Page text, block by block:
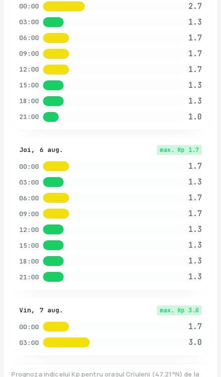
00:00 2.7
03:00 1.3
06:00 1.7
09:00 1.7
12:00 1.7
15:00 1.3
18:00 1.3
21:00 1.0
Joi, 6 aug. max. Kp 1.7
00:00 1.7
03:00 1.3
06:00 1.7
09:00 1.7
12:00 1.3
15:00 1.3
18:00 1.3
21:00 1.3
Vin, 7 aug. max. Kp 3.0
00:00 1.7
03:00 3.0
Prognoza indicelui Kp pentru orașul Criuleni (47.21 °N)de la